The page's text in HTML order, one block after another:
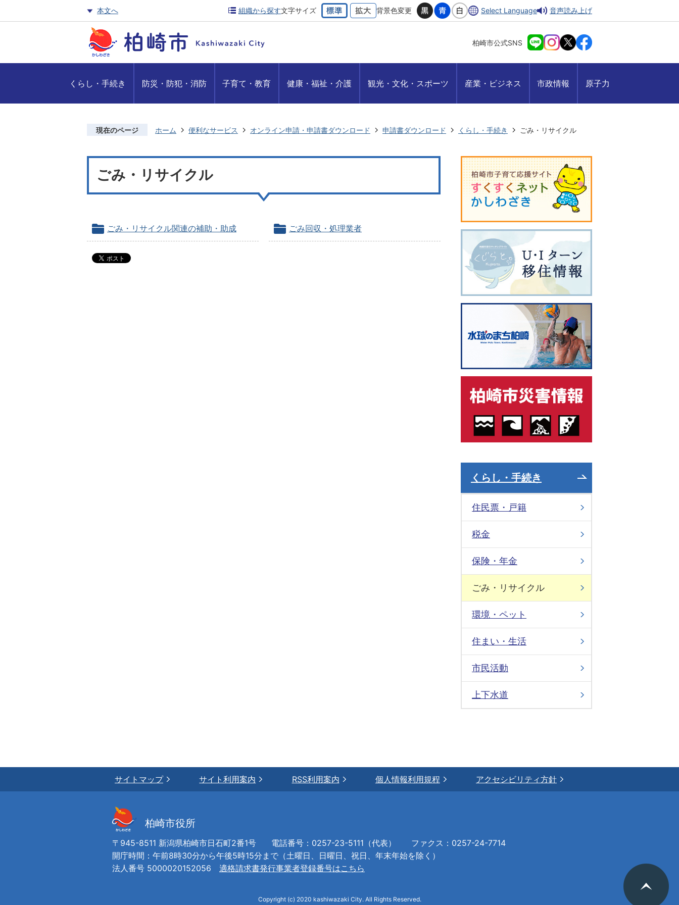
本文へ 組織から探す文字サイズ 背景色変更 Select Language 音声読み上げ
柏崎市公式SNS
くらし・手続き 防災・防犯・消防 子育て・教育 健康・福祉・介護 観光・文化・スポーツ 産業・ビジネス 市政情報 原子力
現在のページ ホーム 便利なサービス オンライン申請・申請書ダウンロード 申請書ダウンロード くらし・手続き ごみ・リサイクル
ごみ・リサイクル
ごみ・リサイクル関連の補助・助成 ごみ回収・処理業者
くらし・手続き
住民票・戸籍
税金
保険・年金
ごみ・リサイクル
環境・ペット
住まい・生活
市民活動
上下水道
サイトマップ サイト利用案内 RSS利用案内 個人情報利用規程 アクセシビリティ方針
柏崎市役所
〒945-8511 新潟県柏崎市日石町2番1号 電話番号：0257-23-5111（代表）
ファクス：0257-24-7714
開庁時間：午前8時30分から午後5時15分まで（土曜日、日曜日、祝日、年末年始を除く）
法人番号 5000020152056 適格請求書発行事業者登録番号はこちら
Copyright (c) 2020 kashiwazaki City. All Rights Reserved.